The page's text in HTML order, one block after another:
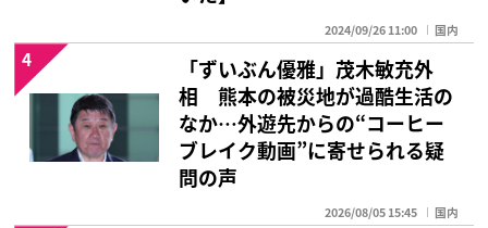
2024/09/26 11:00 国内
「ずいぶん優雅」茂木敏充外
相 熊本の被災地が過酷生活の
なか…外遊先からの“コーヒー
ブレイク動画”に寄せられる疑
問の声
2026/08/05 15:45 国内
4